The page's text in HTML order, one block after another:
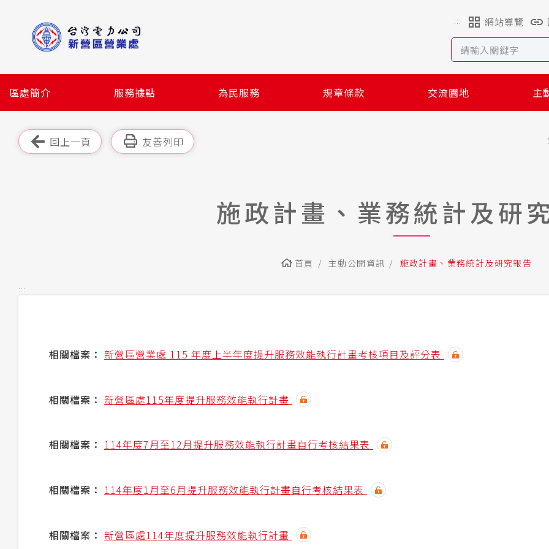
塊
::: 網站導覽
區處簡介 服務據點 為民服務 規章條款 交流園地 主
回上一頁 友善列印
施政計畫、業務統計及研
首頁 主動公開資訊 施政計畫、業務統計及研究報告
:::
相關檔案： 新營區營業處 115 年度上半年度提升服務效能執行計畫考核項目及評分表
相關檔案： 新營區處115年度提升服務效能執行計畫
相關檔案： 114年度7月至12月提升服務效能執行計畫自行考核結果表
相關檔案： 114年度1月至6月提升服務效能執行計畫自行考核結果表
相關檔案： 新營區處114年度提升服務效能執行計畫